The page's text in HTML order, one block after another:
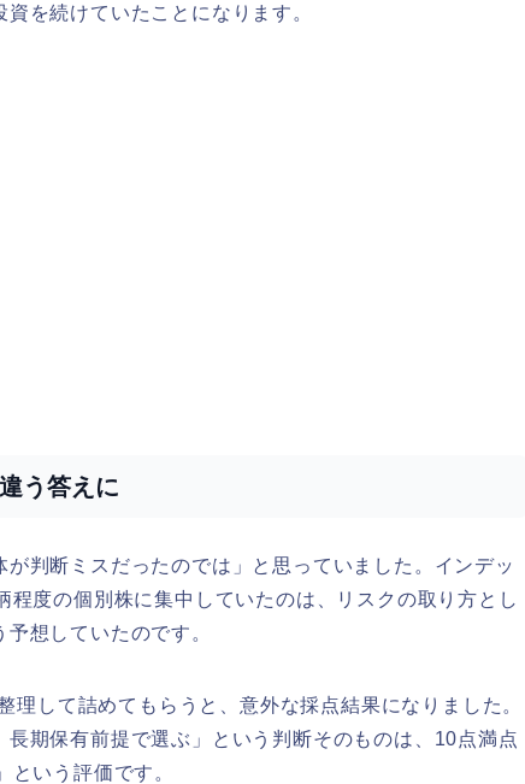
を続けていたことになります。
う答えに
判断ミスだったのでは」と思っていました。インデッ
程度の個別株に集中していたのは、リスクの取り方とし
想していたのです。
理して詰めてもらうと、意外な採点結果になりました。
長期保有前提で選ぶ」という判断そのものは、10点満点
いう評価です。